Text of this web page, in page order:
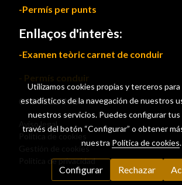
-Permís per punts
Enllaços d'interès:
-Examen teòric carnet de conduir
- Permís conduir
CASTELLANO
Aviso legal
Gestión de cookies
Política de privacidad
Utilizamos cookies propias y terceros
estadísticos de la navegación de nuestros
nuestros servicios. Puedes configurar tus
través del botón “Configurar” o obtener
nuestra Política de cookies.
Configurar Rechazar